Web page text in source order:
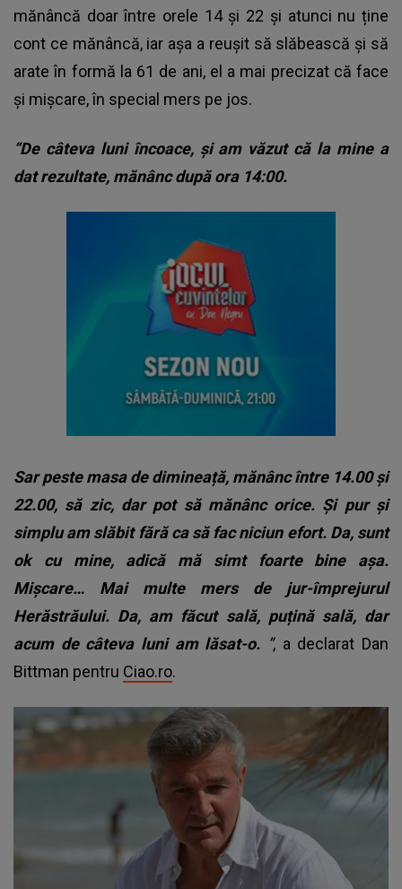
mănâncă doar între orele 14 și 22 și atunci nu ține
cont ce mănâncă, iar așa a reușit să slăbească și să
arate în formă la 61 de ani, el a mai precizat că face
și mișcare, în special mers pe jos.
“De câteva luni încoace, și am văzut că la mine a
dat rezultate, mănânc după ora 14:00.
Sar peste masa de dimineață, mănânc între 14.00 și
22.00, să zic, dar pot să mănânc orice. Și pur și
simplu am slăbit fără ca să fac niciun efort. Da, sunt
ok cu mine, adică mă simt foarte bine așa.
Mișcare… Mai multe mers de jur-împrejurul
Herăstrăului. Da, am făcut sală, puțină sală, dar
acum de câteva luni am lăsat-o. ”, a declarat Dan
Bittman pentru Ciao.ro.